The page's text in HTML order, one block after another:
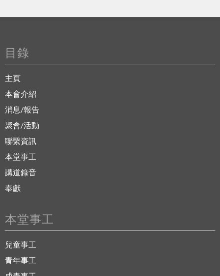
目錄
主頁
本會介紹
消息/報告
聚會/活動
聯繫資訊
本堂事工
講道錄音
奉獻
本堂事工
兒童事工
青年事工